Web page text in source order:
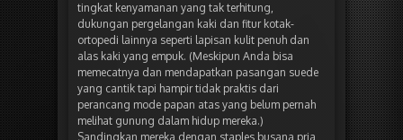
tingkat kenyamanan yang tak terhitung,
dukungan pergelangan kaki dan fitur kotak-
ortopedi lainnya seperti lapisan kulit penuh dan
alas kaki yang empuk. (Meskipun Anda bisa
memecatnya dan mendapatkan pasangan suede
yang cantik tapi hampir tidak praktis dari
perancang mode papan atas yang belum pernah
melihat gunung dalam hidup mereka.)
Sandingkan mereka dengan staples busana pria